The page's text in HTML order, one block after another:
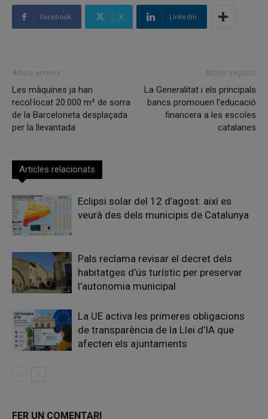
Facebook X Linkedin
Article anterior
Les màquines ja han
recol·locat 20.000 m³ de sorra
de la Barceloneta desplaçada
per la llevantada
Article següent
La Generalitat i els principals
bancs promouen l’educació
financera a les escoles
catalanes
Articles relacionats
Eclipsi solar del 12 d’agost: així es
veurà des dels municipis de Catalunya
Pals reclama revisar el decret dels
habitatges d’ús turístic per preservar
l’autonomia municipal
La UE activa les primeres obligacions
de transparència de la Llei d’IA que
afecten els ajuntaments
FER UN COMENTARI